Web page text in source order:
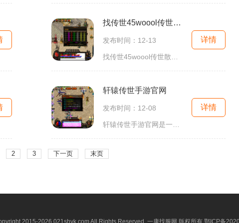
找传世45woool传世散人服
发布时间：12-13 详情
轩辕传世手游官网
发布时间：12-08 详情
2 3 下一页 末页
2015-2026 021shyk.com All Rights Reserved. 一康找服网 版权所有 鄂ICP备